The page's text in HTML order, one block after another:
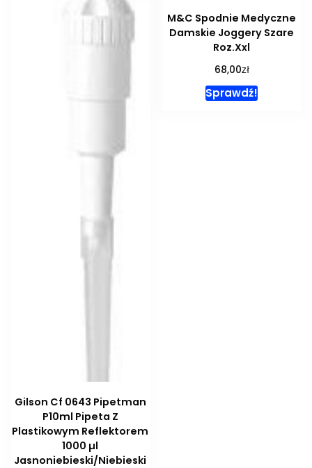
Gilson Cf 0643 Pipetman
P10ml Pipeta Z
Plastikowym Reflektorem
1000 µl
Jasnoniebieski/Niebieski
M&C Spodnie Medyczne
Damskie Joggery Szare
Roz.Xxl
68,00zł
Sprawdź!